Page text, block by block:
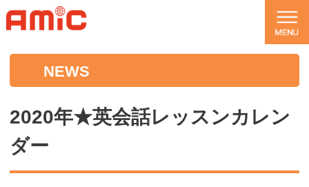
NEWS
2020年★英会話レッスンカレン
ダー